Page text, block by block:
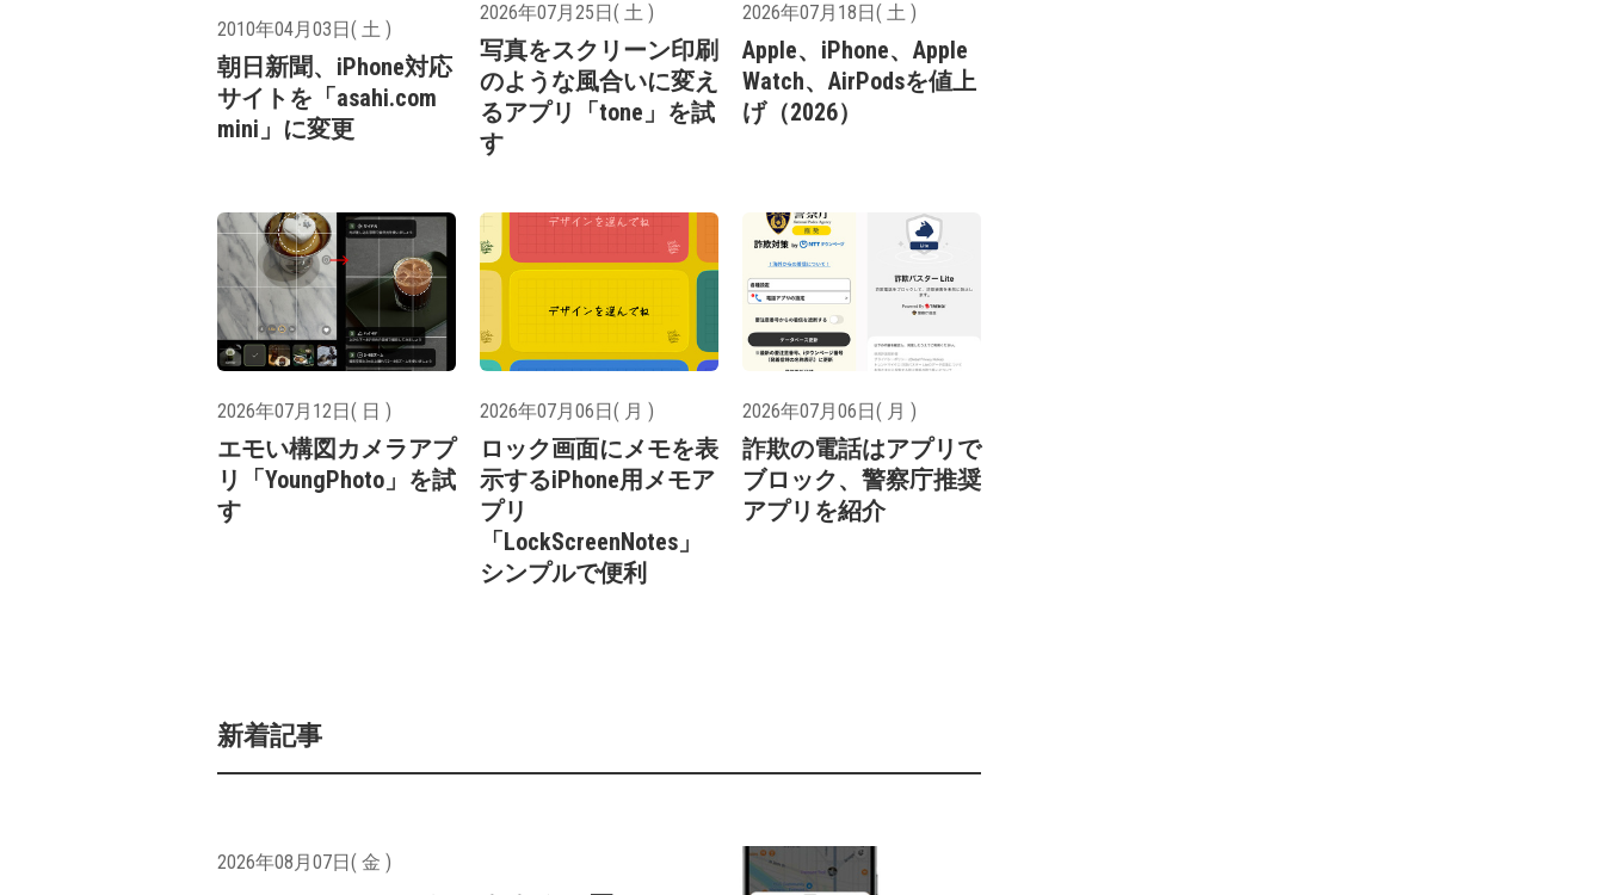
2010年04月03日( 土 )
朝日新聞、iPhone対応
サイトを「asahi.com
mini」に変更
2026年07月25日( 土 )
写真をスクリーン印刷
のような風合いに変え
るアプリ「tone」を試
す
2026年07月18日( 土 )
Apple、iPhone、Apple
Watch、AirPodsを値上
げ（2026）
2026年07月12日( 日 )
エモい構図カメラアプ
リ「YoungPhoto」を試
す
2026年07月06日( 月 )
ロック画面にメモを表
示するiPhone用メモア
プリ
「LockScreenNotes」
シンプルで便利
2026年07月06日( 月 )
詐欺の電話はアプリで
ブロック、警察庁推奨
アプリを紹介
新着記事
2026年08月07日( 金 )